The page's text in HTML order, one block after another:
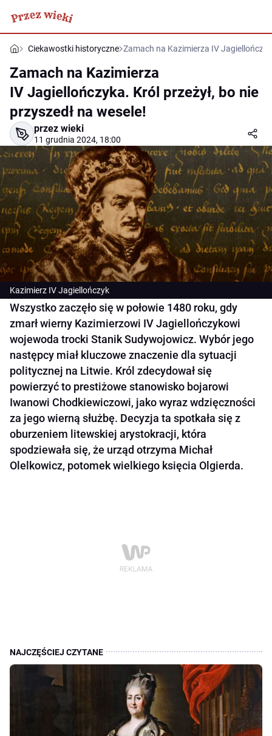
Ciekawostki historyczne Zamach na Kazimierza IV
Zamach na Kazimierza
IV Jagiellończyka. Król przeżył, bo nie
przyszedł na wesele!
przez wieki
11 grudnia 2024, 18:00
Kazimierz IV Jagiellończyk
Wszystko zaczęło się w połowie 1480 roku, gdy
zmarł wierny Kazimierzowi IV Jagiellończykowi
wojewoda trocki Stanik Sudywojowicz. Wybór jego
następcy miał kluczowe znaczenie dla sytuacji
politycznej na Litwie. Król zdecydował się
powierzyć to prestiżowe stanowisko bojarowi
Iwanowi Chodkiewiczowi, jako wyraz wdzięczności
za jego wierną służbę. Decyzja ta spotkała się z
oburzeniem litewskiej arystokracji, która
spodziewała się, że urząd otrzyma Michał
Olelkowicz, potomek wielkiego księcia Olgierda.